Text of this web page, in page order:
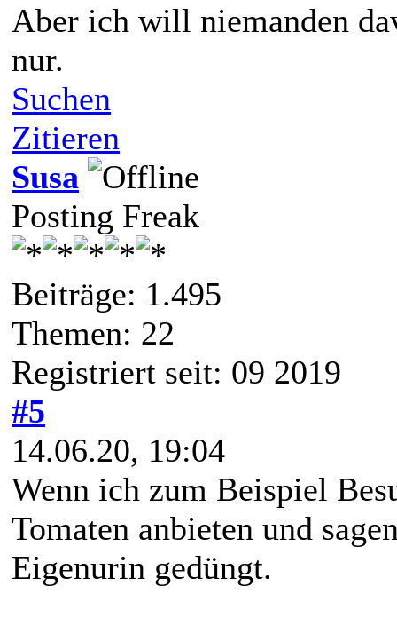
Aber ich will niemanden
nur.
Suchen
Zitieren
Susa
Posting Freak
Beiträge: 1.495
Themen: 22
Registriert seit: 09 2019
#5
14.06.20, 19:04
Wenn ich zum Beispiel
Tomaten anbieten und
Eigenurin gedüngt.